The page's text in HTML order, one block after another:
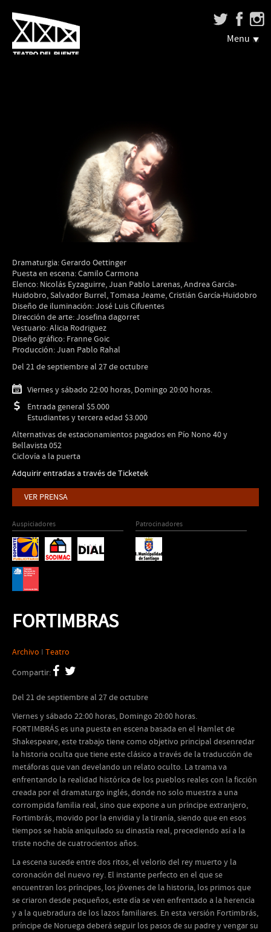
Menu
Dramaturgia: Gerardo Oettinger
Puesta en escena: Camilo Carmona
Elenco: Nicolás Eyzaguirre, Juan Pablo Larenas, Andrea García-
Huidobro, Salvador Burrel, Tomasa Jeame, Cristián García-Huidobro
Diseño de iluminación: José Luis Cifuentes
Dirección de arte: Josefina dagorret
Vestuario: Alicia Rodriguez
Diseño gráfico: Franne Goic
Producción: Juan Pablo Rahal
Del 21 de septiembre al 27 de octubre
Viernes y sábado 22:00 horas, Domingo 20:00 horas.
Entrada general $5.000
Estudiantes y tercera edad $3.000
Alternativas de estacionamientos pagados en Pío Nono 40 y
Bellavista 052
Ciclovía a la puerta
Adquirir entradas a través de Ticketek
VER PRENSA
Auspiciadores Patrocinadores
FORTIMBRAS
Archivo I Teatro
Compartir:
Del 21 de septiembre al 27 de octubre
Viernes y sábado 22:00 horas, Domingo 20:00 horas.
FORTIMBRÁS es una puesta en escena basada en el Hamlet de
Shakespeare, este trabajo tiene como objetivo principal desenredar
la historia oculta que tiene este clásico a través de la traducción de
metáforas que van develando un relato oculto. La trama va
enfrentando la realidad histórica de los pueblos reales con la ficción
creada por el dramaturgo inglés, donde no solo muestra a una
corrompida familia real, sino que expone a un príncipe extranjero,
Fortimbrás, movido por la envidia y la tiranía, siendo que en esos
tiempos se había aniquilado su dinastía real, precediendo así a la
triste noche de cuatrocientos años.
La escena sucede entre dos ritos, el velorio del rey muerto y la
coronación del nuevo rey. El instante perfecto en el que se
encuentran los príncipes, los jóvenes de la historia, los primos que
se criaron desde pequeños, este día se ven enfrentado a la herencia
y a la quebradura de los lazos familiares. En esta versión Fortimbrás,
príncipe de Noruega deberá seguir los pasos de su padre y vengar su